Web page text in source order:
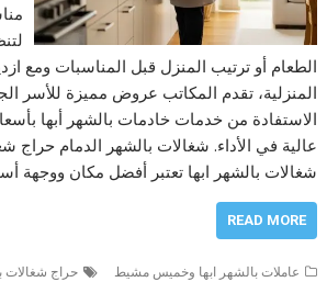
الطعام أو ترتيب المنزل قبل المناسبات ومع
المنزلية، تقدم المكاتب عروض مميزة للأسر
الاستفادة من خدمات خادمات بالشهر أبها
عالية في الأداء. شغالات بالشهر الدمام حراج
شغالات بالشهر ابها تعتبر أفضل مكان ووجهة
READ MORE
عاملات بالشهر ابها وخميس مشيط حراج شغالات